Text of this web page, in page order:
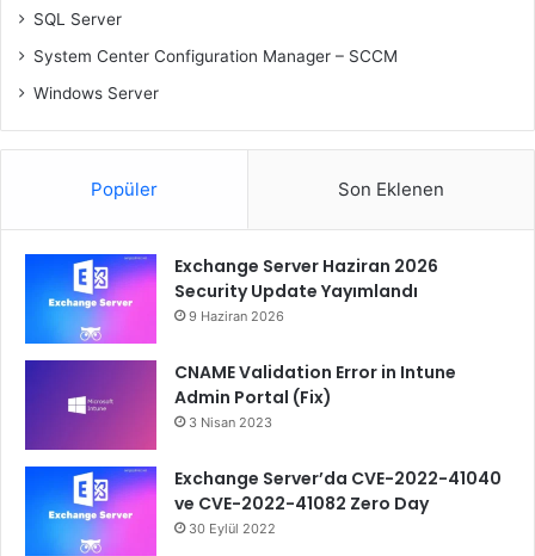
SQL Server
System Center Configuration Manager – SCCM
Windows Server
Popüler Son Eklenen
Exchange Server Haziran 2026
Security Update Yayımlandı
9 Haziran 2026
CNAME Validation Error in Intune
Admin Portal (Fix)
3 Nisan 2023
Exchange Server’da CVE-2022-41040
ve CVE-2022-41082 Zero Day
30 Eylül 2022